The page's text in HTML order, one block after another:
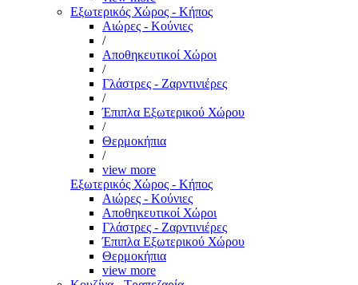
Εξωτερικός Χώρος - Κήπος
Αιώρες - Κούνιες
/
Αποθηκευτικοί Χώροι
/
Γλάστρες - Ζαρντινιέρες
/
Έπιπλα Εξωτερικού Χώρου
/
Θερμοκήπια
/
view more
Εξωτερικός Χώρος - Κήπος
Αιώρες - Κούνιες
Αποθηκευτικοί Χώροι
Γλάστρες - Ζαρντινιέρες
Έπιπλα Εξωτερικού Χώρου
Θερμοκήπια
view more